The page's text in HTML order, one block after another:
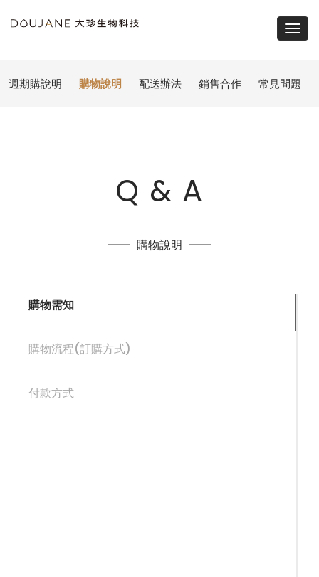
大
生
物
水、
水、
週期購說明 購物說明 配送辦法 銷售合作 常見問題
Q & A
購物說明
購物需知
購物流程(訂購方式)
付款方式